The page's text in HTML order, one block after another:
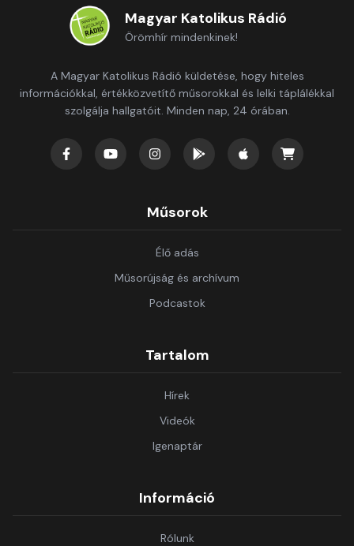
Magyar Katolikus Rádió
Örömhír mindenkinek!
A Magyar Katolikus Rádió küldetése, hogy hiteles
információkkal, értékközvetítő műsorokkal és lelki táplálékkal
szolgálja hallgatóit. Minden nap, 24 órában.
Műsorok
Élő adás
Műsorújság és archívum
Podcastok
Tartalom
Hírek
Videók
Igenaptár
Információ
Rólunk